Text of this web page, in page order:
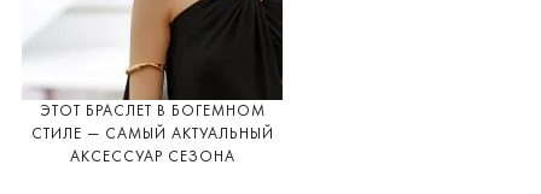
ЭТОТ БРАСЛЕТ В БОГЕМНОМ
СТИЛЕ — САМЫЙ АКТУАЛЬНЫЙ
АКСЕССУАР СЕЗОНА